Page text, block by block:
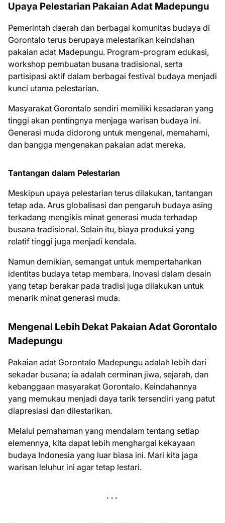
Upaya Pelestarian Pakaian Adat Madepungu
Pemerintah daerah dan berbagai komunitas budaya di
Gorontalo terus berupaya melestarikan keindahan
pakaian adat Madepungu. Program-program edukasi,
workshop pembuatan busana tradisional, serta
partisipasi aktif dalam berbagai festival budaya menjadi
kunci utama pelestarian.
Masyarakat Gorontalo sendiri memiliki kesadaran yang
tinggi akan pentingnya menjaga warisan budaya ini.
Generasi muda didorong untuk mengenal, memahami,
dan bangga mengenakan pakaian adat mereka.
Tantangan dalam Pelestarian
Meskipun upaya pelestarian terus dilakukan, tantangan
tetap ada. Arus globalisasi dan pengaruh budaya asing
terkadang mengikis minat generasi muda terhadap
busana tradisional. Selain itu, biaya produksi yang
relatif tinggi juga menjadi kendala.
Namun demikian, semangat untuk mempertahankan
identitas budaya tetap membara. Inovasi dalam desain
yang tetap berakar pada tradisi juga dilakukan untuk
menarik minat generasi muda.
Mengenal Lebih Dekat Pakaian Adat Gorontalo
Madepungu
Pakaian adat Gorontalo Madepungu adalah lebih dari
sekadar busana; ia adalah cerminan jiwa, sejarah, dan
kebanggaan masyarakat Gorontalo. Keindahannya
yang memukau menjadi daya tarik tersendiri yang patut
diapresiasi dan dilestarikan.
Melalui pemahaman yang mendalam tentang setiap
elemennya, kita dapat lebih menghargai kekayaan
budaya Indonesia yang luar biasa ini. Mari kita jaga
warisan leluhur ini agar tetap lestari.